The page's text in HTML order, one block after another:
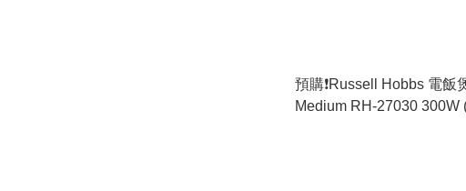
預購❗️Russell Hobbs 電飯
Medium RH-27030 300W